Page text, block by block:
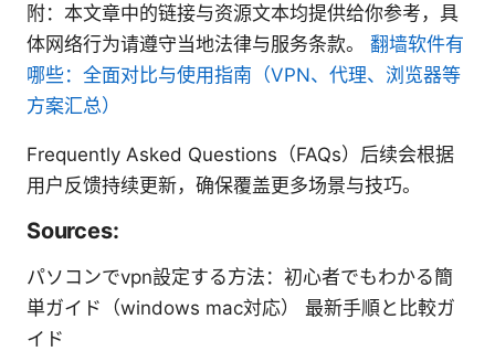
附：本文章中的链接与资源文本均提供给你参考，具
体网络行为请遵守当地法律与服务条款。 翻墙软件有
哪些：全面对比与使用指南（VPN、代理、浏览器等
方案汇总）
Frequently Asked Questions（FAQs）后续会根据
用户反馈持续更新，确保覆盖更多场景与技巧。
Sources:
パソコンでvpn設定する方法：初心者でもわかる簡
単ガイド（windows mac対応） 最新手順と比較ガ
イド